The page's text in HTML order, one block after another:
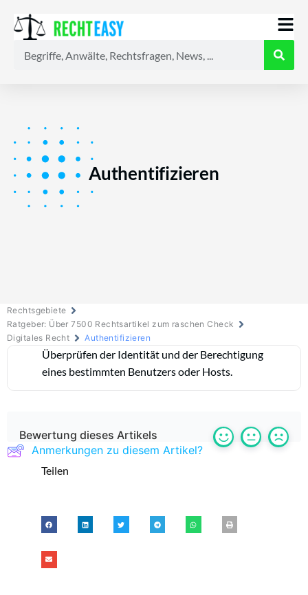
Authentifizieren
Rechtsgebiete
Ratgeber: Über 7500 Rechtsartikel zum raschen Check
Digitales Recht
Authentifizieren
Überprüfen der Identität und der Berechtigung
eines bestimmten Benutzers oder Hosts.
Bewertung dieses Artikels
Anmerkungen zu diesem Artikel?
Teilen